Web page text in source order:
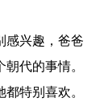
感兴趣，爸爸
代的事情。
特别喜欢。